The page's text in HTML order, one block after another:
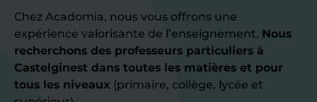
Chez Acadomia, nous vous offrons une
expérience valorisante de l’enseignement. Nous
recherchons des professeurs particuliers à
Castelginest dans toutes les matières et pour
tous les niveaux (primaire, collège, lycée et